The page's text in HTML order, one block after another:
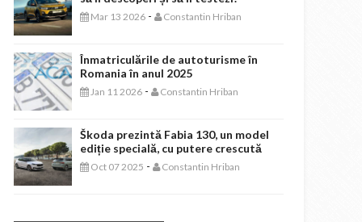
Mar 13 2026 - Constantin Hriban
Înmatriculările de autoturisme în
Romania în anul 2025
Jan 11 2026 - Constantin Hriban
Škoda prezintă Fabia 130, un model
ediție specială, cu putere crescută
Oct 07 2025 - Constantin Hriban